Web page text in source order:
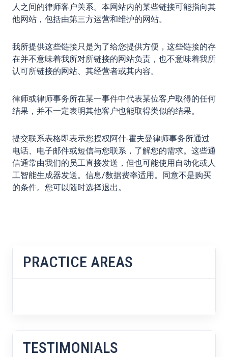
人之间的律师客户关系。本网站内的某些链接可能指向其
他网站，包括由第三方运营和维护的网站。
我所提供这些链接只是为了给您提供方便，这些链接的存
在并不意味着我所对所链接的网站负责，也不意味着我所
认可所链接的网站、其经营者或其内容。
律师或律师事务所在某一事件中代表某位客户取得的任何
结果，并不一定表明其他客户也能取得类似的结果。
提交联系表格即表示您授权阿什-霍夫曼律师事务所通过
电话、电子邮件或短信与您联系，了解您的需求。这些通
信通常由我们的员工直接发送，但也可能使用自动化或人
工智能生成器发送。信息/数据费率适用。同意不是购买
的条件。您可以随时选择退出。
PRACTICE AREAS
TESTIMONIALS